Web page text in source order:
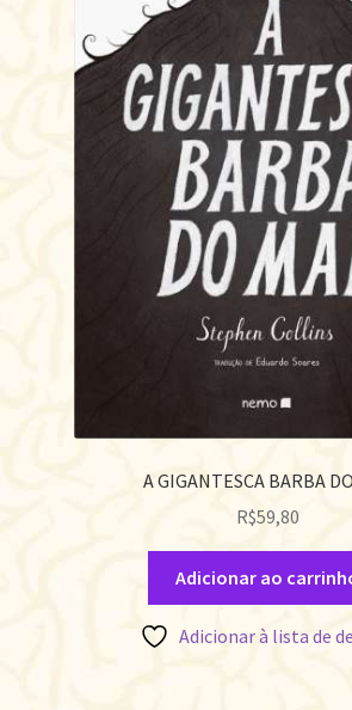
A GIGANTESCA BARBA
R$59,80
Adicionar ao
Adicionar à lista de